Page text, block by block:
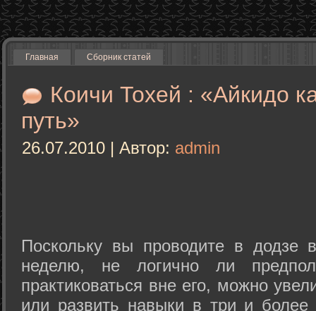
Главная Сборник статей
Коичи Тохей : «Айкидо
путь»
26.07.2010 | Автор: admin
Поскольку вы проводите в додзе
неделю, не логично ли
практиковаться вне его, можно
или развить навыки в три и